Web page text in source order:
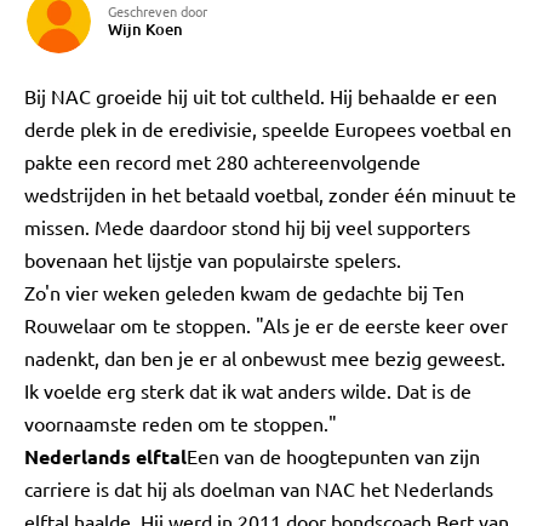
Geschreven door
Wijn Koen
Bij NAC groeide hij uit tot cultheld. Hij behaalde er een
derde plek in de eredivisie, speelde Europees voetbal en
pakte een record met 280 achtereenvolgende
wedstrijden in het betaald voetbal, zonder één minuut te
missen. Mede daardoor stond hij bij veel supporters
bovenaan het lijstje van populairste spelers.
Zo'n vier weken geleden kwam de gedachte bij Ten
Rouwelaar om te stoppen. "Als je er de eerste keer over
nadenkt, dan ben je er al onbewust mee bezig geweest.
Ik voelde erg sterk dat ik wat anders wilde. Dat is de
voornaamste reden om te stoppen."
Nederlands elftalEen van de hoogtepunten van zijn
carriere is dat hij als doelman van NAC het Nederlands
elftal haalde. Hij werd in 2011 door bondscoach Bert van